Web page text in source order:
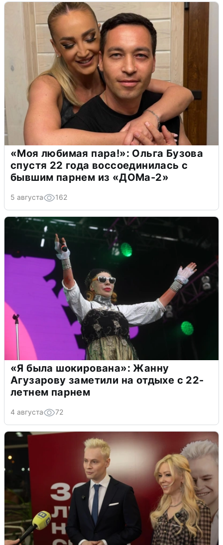
«Моя любимая пара!»: Ольга Бузова
спустя 22 года воссоединилась с
бывшим парнем из «ДОМа-2»
5 августа 162
«Я была шокирована»: Жанну
Агузарову заметили на отдыхе с 22-
летнем парнем
4 августа 72